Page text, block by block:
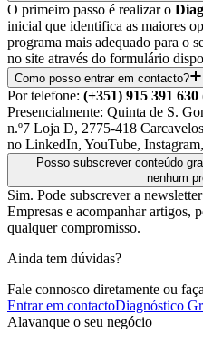
O primeiro passo é realizar o
inicial que identifica as maiores
programa mais adequado para o
no site através do formulário
Como posso entrar em contacto?
Por telefone: (+351) 915 391 630
Presencialmente: Quinta de S.
n.º7 Loja D, 2775-418
no LinkedIn, YouTube,
Posso subscrever conteúdo
nenhum
Sim. Pode subscrever a
Empresas e acompanhar artigos,
qualquer compromisso.
Ainda tem dúvidas?
Fale connosco diretamente ou
Entrar em contactoDiagnóstico
Alavanque o seu negócio